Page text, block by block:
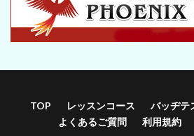
TOP レッスンコース バッヂテ
よくあるご質問
利用規約